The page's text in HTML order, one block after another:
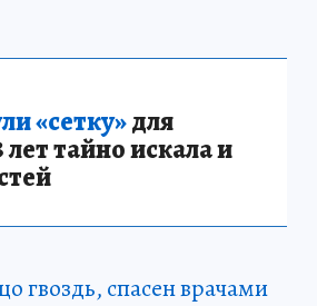
«сетку»для
тайно искала и
гвоздь, спасен врачами